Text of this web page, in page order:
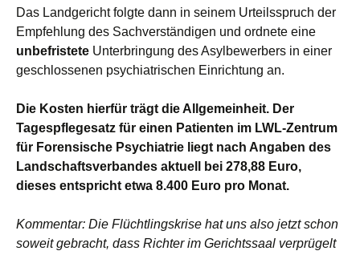
Das Landgericht folgte dann in seinem Urteilsspruch der
Empfehlung des Sachverständigen und ordnete eine
unbefristete Unterbringung des Asylbewerbers in einer
geschlossenen psychiatrischen Einrichtung an.
Die Kosten hierfür trägt die Allgemeinheit. Der
Tagespflegesatz für einen Patienten im LWL-Zentrum
für Forensische Psychiatrie liegt nach Angaben des
Landschaftsverbandes aktuell bei 278,88 Euro,
dieses entspricht etwa 8.400 Euro pro Monat.
Kommentar: Die Flüchtlingskrise hat uns also jetzt schon
soweit gebracht, dass Richter im Gerichtssaal verprügelt